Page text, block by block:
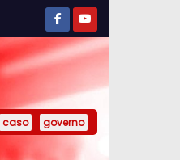
caso governo